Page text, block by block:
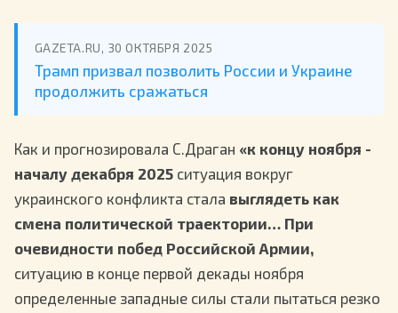
GAZETA.RU, 30 ОКТЯБРЯ 2025
Трамп призвал позволить России и Украине
продолжить сражаться
Как и прогнозировала С.Драган «к концу ноября -
началу декабря 2025 ситуация вокруг
украинского конфликта стала выглядеть как
смена политической траектории… При
очевидности побед Российской Армии,
ситуацию в конце первой декады ноября
определенные западные силы стали пытаться резко